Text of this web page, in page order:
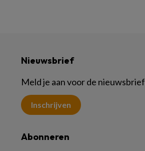
Nieuwsbrief
Meld je aan voor de nieuwsbrief
Inschrijven
Abonneren